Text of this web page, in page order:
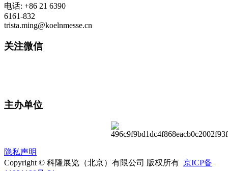
电话: +86 21 6390
6161-832
trista.ming@koelnmesse.cn
关注微信
主办单位
隐私声明
Copyright © 科隆展览（北京）有限公司 版权所有 京ICP备